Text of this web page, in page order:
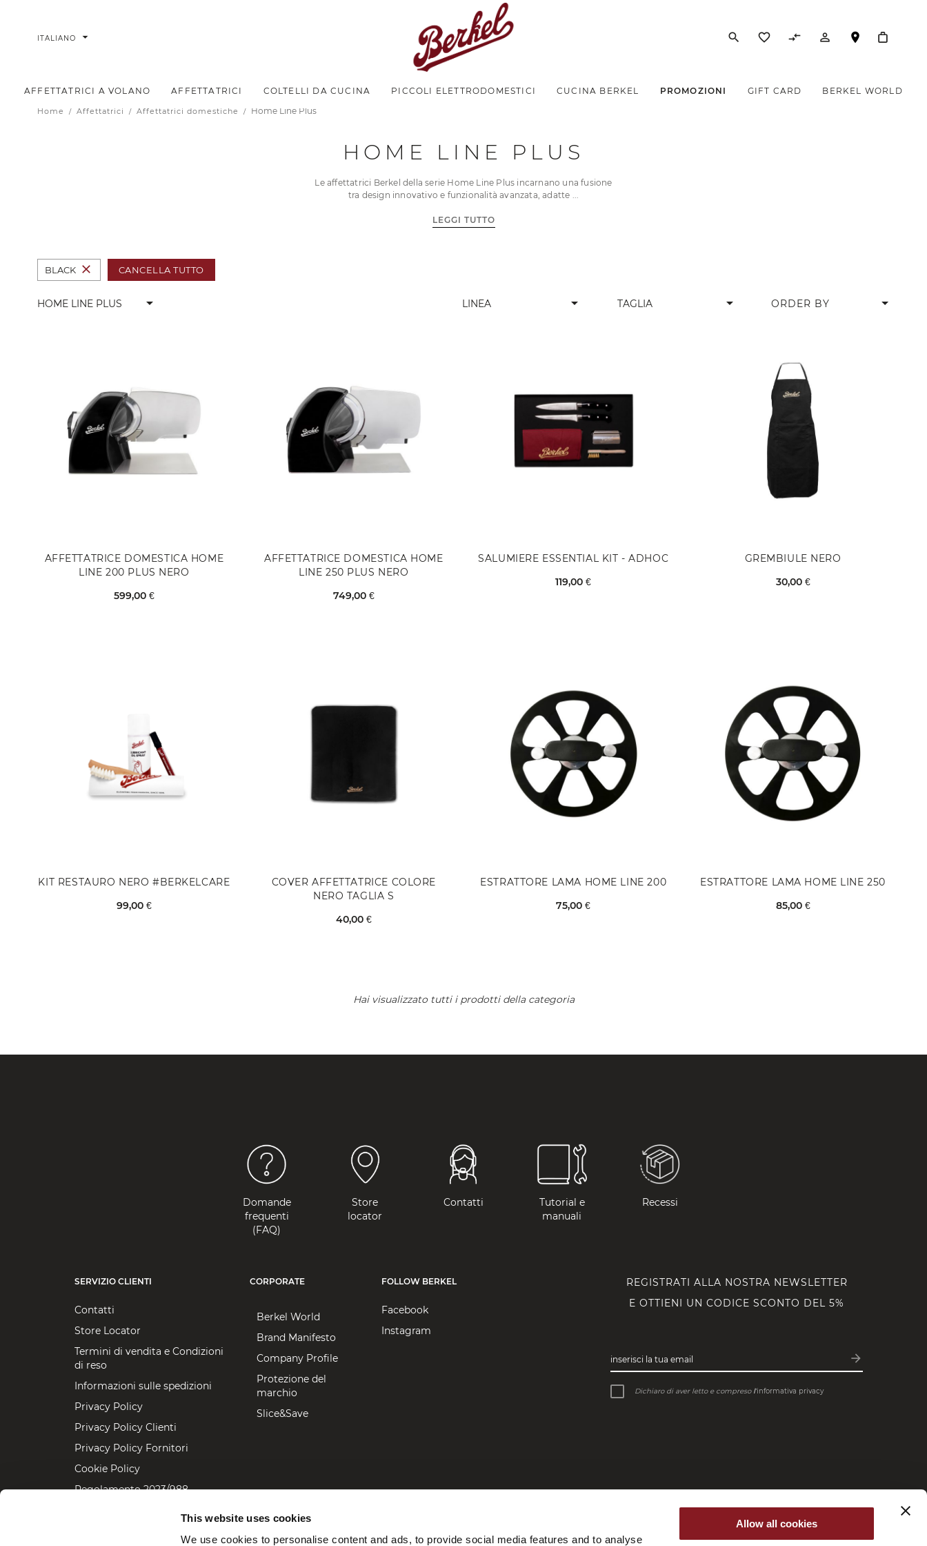
This website uses cookies
We use cookies to personalise content and ads, to provide social media features and to analyse
Allow all cookies
ITALIANO arrow_drop_down search favorite_border compare_arrows person_outline
AFFETTATRICI A VOLANO AFFETTATRICI COLTELLI DA CUCINA PICCOLI ELETTRODOMESTICI CUCINA BERKEL PROMOZIONI GIFT CARD BERKEL WORLD
Home Affettatrici Affettatrici domestiche Home Line Plus
HOME LINE PLUS
​​​​Le affettatrici Berkel della serie Home Line Plus incarnano una fusione
tra design innovativo e funzionalità avanzata, adatte
LEGGI TUTTO
BLACK close CANCELLA TUTTO
HOME LINE PLUS arrow_drop_down LINEA arrow_drop_down TAGLIA arrow_drop_down
AFFETTATRICE DOMESTICA HOME
LINE 200 PLUS NERO
599,00 €
AFFETTATRICE DOMESTICA HOME
LINE 250 PLUS NERO
749,00 €
SALUMIERE ESSENTIAL KIT - ADHOC
119,00 €
GREMBIULE NERO
30,00 €
KIT RESTAURO NERO #BERKELCARE
99,00 €
COVER AFFETTATRICE COLORE
NERO TAGLIA S
40,00 €
ESTRATTORE LAMA HOME LINE 200
75,00 €
ESTRATTORE LAMA HOME LINE 250
85,00 €
Hai visualizzato tutti i prodotti della categoria
Domande
frequenti
(FAQ)
Store
locator
Contatti
Tutorial e
manuali
Recessi
SERVIZIO CLIENTI
Contatti
Store Locator
Termini di vendita e Condizioni
di reso
Informazioni sulle spedizioni
Privacy Policy
Privacy Policy Clienti
Privacy Policy Fornitori
Cookie Policy
Regolamento 2023/988
CORPORATE
Berkel World
Brand Manifesto
Company Profile
Protezione del
marchio
Slice&Save
FOLLOW BERKEL
Facebook
Instagram
REGISTRATI ALLA NOSTRA NEWSLETTER
E OTTIENI UN CODICE SCONTO DEL 5%
inserisci la tua email arrow_forward
Iscriviti
Dichiaro di aver letto e compreso l’informativa privacy